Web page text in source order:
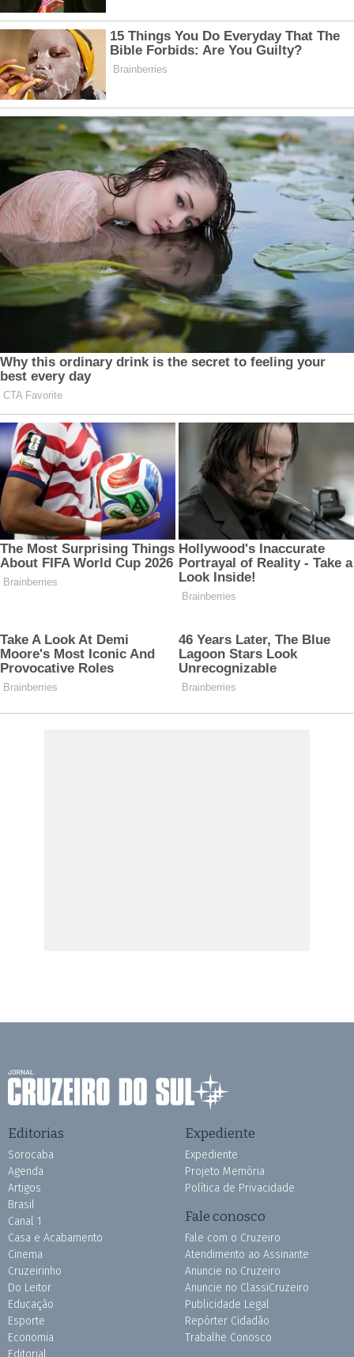
Editorias
Sorocaba
Agenda
Artigos
Brasil
Canal 1
Casa e Acabamento
Cinema
Cruzeirinho
Do Leitor
Educação
Esporte
Economia
Expediente
Expediente
Projeto Memória
Política de Privacidade
Fale conosco
Fale com o Cruzeiro
Atendimento ao Assinante
Anuncie no Cruzeiro
Anuncie no ClassiCruzeiro
Publicidade Legal
Repórter Cidadão
Trabalhe Conosco